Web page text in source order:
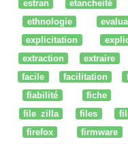
estran
etancheité
ethnologie
explicitation
extraction
extraire
facile
facilitation
fiabilité
fiche
file zilla
files
firefox
firmware